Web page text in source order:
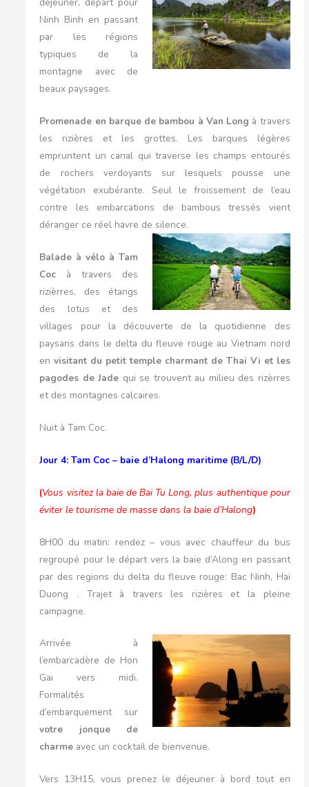
Ninh Binh en passant
par les régions
typiques de la
montagne avec de
beaux paysages.
Promenade en barque de bambou à Van Long à travers
les rizières et les grottes. Les barques légères
empruntent un canal qui traverse les champs entourés
de rochers verdoyants sur lesquels pousse une
végétation exubérante. Seul le froissement de l’eau
contre les embarcations de bambous tressés vient
déranger ce réel havre de silence.
Balade à vélo à Tam
Coc à travers des
rizièrres, des étangs
des lotus et des
villages pour la découverte de la quotidienne des
paysans dans le delta du fleuve rouge au Vietnam nord
envisitant du petit temple charmant de Thai Vi et les
pagodes de Jade qui se trouvent au milieu des rizèrres
et des montagnes calcaires.
Nuit à Tam Coc.
Jour 4: Tam Coc – baie d’Halong maritime (B/L/D)
(Vous visitez la baie de Bai Tu Long, plus authentique pour
éviter le tourisme de masse dans la baie d’Halong)
8H00 du matin: rendez – vous avec chauffeur du bus
regroupé pour le départ vers la baie d’Along en passant
par des regions du delta du fleuve rouge: Bac Ninh, Hai
Duong . Trajet à travers les rizières et la pleine
campagne.
Arrivée à
l’embarcadère de Hon
Gai vers midi.
Formalités
d’embarquement sur
votre jonque de
charme avec un cocktail de bienvenue.
Vers 13H15, vous prenez le déjeuner à bord tout en